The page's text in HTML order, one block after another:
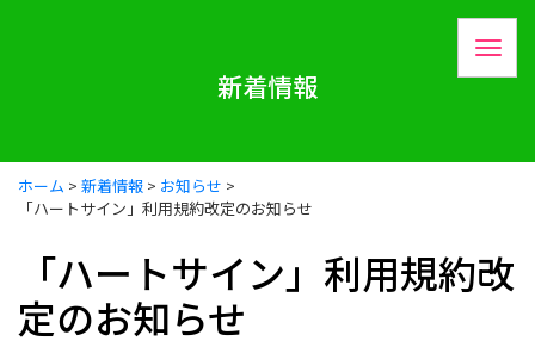
新着情報
ホーム > 新着情報 > お知らせ >
「ハートサイン」利用規約改定のお知らせ
「ハートサイン」利用規約改
定のお知らせ